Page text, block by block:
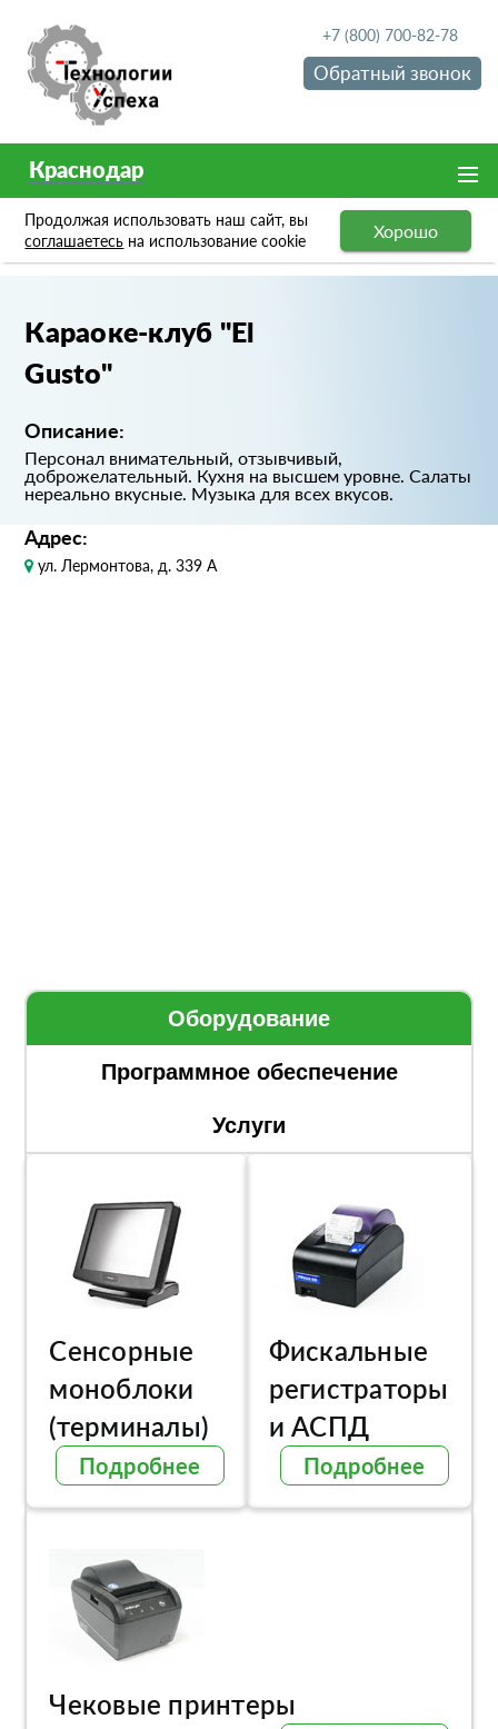
+7 (800) 700-82-78
Обратный звонок
Краснодар
Продолжая использовать наш сайт, вы
соглашаетесь на использование cookie Хорошо
Портфолио Караоке-клуб "El Gusto"
Караоке-клуб "El
Gusto"
Описание:
Персонал внимательный, отзывчивый,
доброжелательный. Кухня на высшем уровне. Салаты
нереально вкусные. Музыка для всех вкусов.
Адрес:
ул. Лермонтова, д. 339 А
Оборудование
Программное обеспечение
Услуги
Сенсорные
моноблоки
(терминалы)
Подробнее
Фискальные
регистраторы
и АСПД
Подробнее
Чековые принтеры